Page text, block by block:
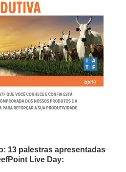
13 palestras apresentadas
Live Day: